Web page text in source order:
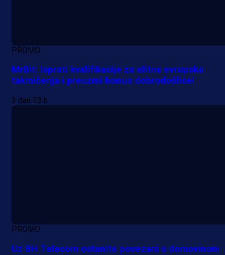
PROMO
MrBit: Isprati kvalifikacije za elitna evropska
takmičenja i preuzmi bonus dobrodošlice!
3 dan 23 h
PROMO
Uz BH Telecom ostanite povezani s domovinom